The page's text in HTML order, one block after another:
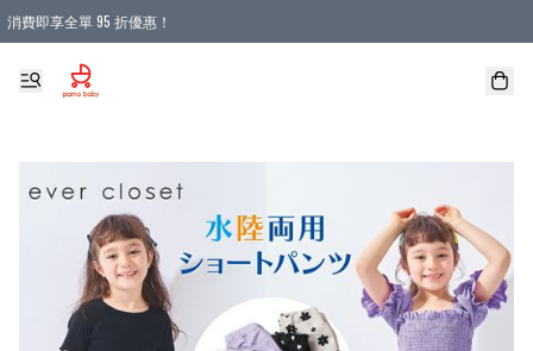
消費即享全單 95 折優惠！
購物滿 HKD 900.00即享免運費優惠！（適用於 本地送貨、本地取貨 )